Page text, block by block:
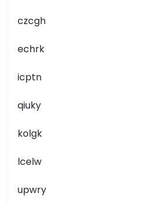
czcgh
echrk
icptn
qiuky
kolgk
lcelw
upwry